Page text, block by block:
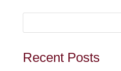
Recent Posts